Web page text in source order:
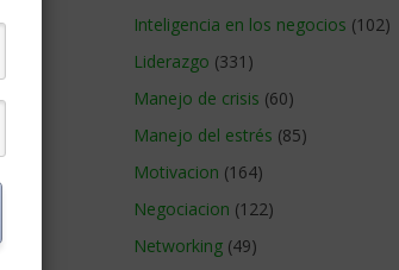
Inteligencia en los negocios (102)
Liderazgo (331)
Manejo de crisis (60)
Manejo del estrés (85)
Motivacion (164)
Negociacion (122)
Networking (49)